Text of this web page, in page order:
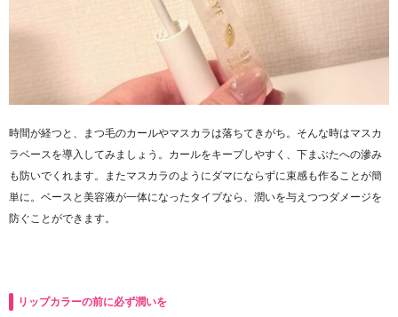
時間が経つと、まつ毛のカールやマスカラは落ちてきがち。そんな時はマスカ
ラベースを導入してみましょう。カールをキープしやすく、下まぶたへの滲み
も防いでくれます。またマスカラのようにダマにならずに束感も作ることが簡
単に。ベースと美容液が一体になったタイプなら、潤いを与えつつダメージを
防ぐことができます。
リップカラーの前に必ず潤いを